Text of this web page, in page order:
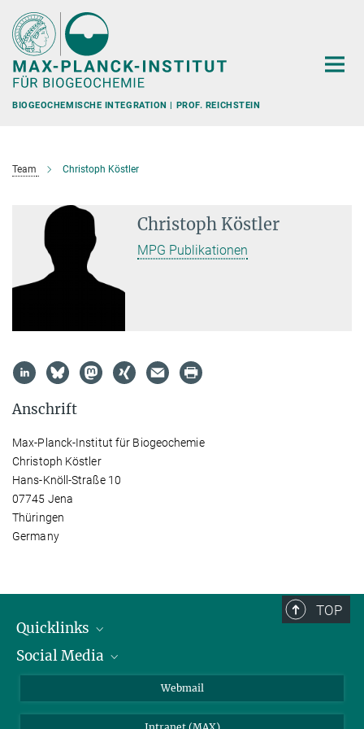
Hauptinhalt
BIOGEOCHEMISCHE INTEGRATION | PROF. REICHSTEIN
Team Christoph Köstler
Christoph Köstler
MPG Publikationen
Anschrift
Max-Planck-Institut für Biogeochemie
Christoph Köstler
Hans-Knöll-Straße 10
07745 Jena
Thüringen
Germany
TOP
Quicklinks
IMPRS Graduiertenschule
Social Media
Webmail